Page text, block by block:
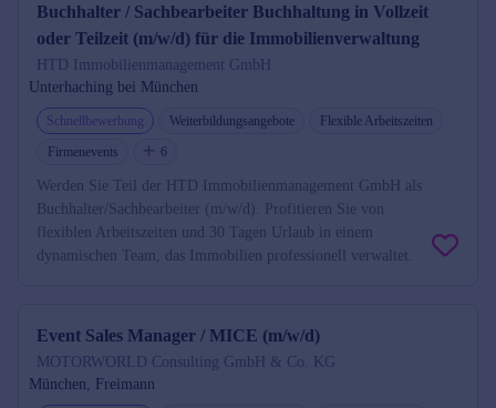
Buchhalter / Sachbearbeiter Buchhaltung in Vollzeit
oder Teilzeit (m/w/d) für die Immobilienverwaltung
HTD Immobilienmanagement GmbH
Unterhaching bei München
Schnellbewerbung Weiterbildungsangebote
Flexible Arbeitszeiten
Firmenevents
6
Werden Sie Teil der HTD Immobilienmanagement GmbH als
Buchhalter/Sachbearbeiter (m/w/d). Profitieren Sie von
flexiblen Arbeitszeiten und 30 Tagen Urlaub in einem
dynamischen Team, das Immobilien professionell verwaltet.
Event Sales Manager / MICE (m/w/d)
MOTORWORLD Consulting GmbH & Co. KG
München, Freimann